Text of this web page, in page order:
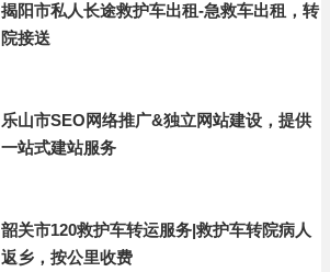
揭阳市私人长途救护车出租-急救车出租，转
院接送
乐山市SEO网络推广&独立网站建设，提供
一站式建站服务
韶关市120救护车转运服务|救护车转院病人
返乡，按公里收费